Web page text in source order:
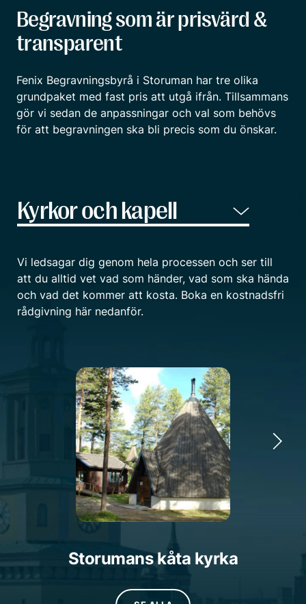
Begravning som är prisvärd &
transparent
Fenix Begravningsbyrå i Storuman har tre olika
grundpaket med fast pris att utgå ifrån. Tillsammans
gör vi sedan de anpassningar och val som behövs
för att begravningen ska bli precis som du önskar.
Vi ledsagar dig genom hela processen och ser till
att du alltid vet vad som händer, vad som ska hända
och vad det kommer att kosta. Boka en kostnadsfri
rådgivning här nedanför.
Storumans kåta kyrka